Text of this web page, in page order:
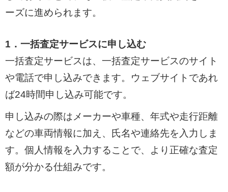
ーズに進められます。
1．一括査定サービスに申し込む
一括査定サービスは、一括査定サービスのサイト
や電話で申し込みできます。ウェブサイトであれ
ば24時間申し込み可能です。
申し込みの際はメーカーや車種、年式や走行距離
などの車両情報に加え、氏名や連絡先を入力しま
す。個人情報を入力することで、より正確な査定
額が分かる仕組みです。